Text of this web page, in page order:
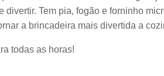
divertir. Tem pia, fogão e forninho
a brincadeira mais divertida a
todas as horas!